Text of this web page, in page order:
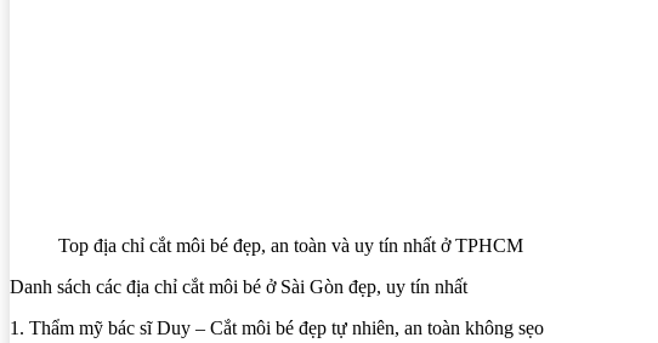
Top địa chỉ cắt môi bé đẹp, an toàn và uy tín nhất ở TPHCM
Danh sách các địa chỉ cắt môi bé ở Sài Gòn đẹp, uy tín nhất
1. Thẩm mỹ bác sĩ Duy – Cắt môi bé đẹp tự nhiên, an toàn không sẹo